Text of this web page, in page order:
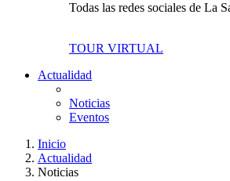
Todas las redes sociales de La
TOUR VIRTUAL
Actualidad
Noticias
Eventos
Inicio
Actualidad
Noticias